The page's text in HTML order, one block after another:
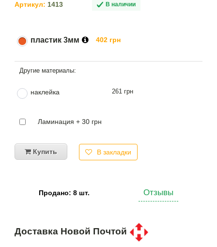
Артикул: 1413 В наличии
пластик 3мм 402 грн
наклейка 261 грн
Ламинация + 30 грн
Купить В закладки
Продано: 8 шт. Отзывы
Доставка Новой Почтой